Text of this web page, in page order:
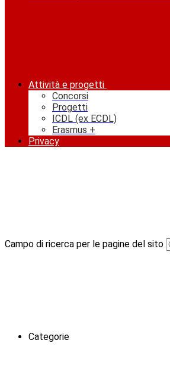
Attività e progetti
Concorsi
Progetti
ICDL (ex ECDL)
Erasmus +
Privacy
Campo di ricerca per le pagine del sito
Categorie